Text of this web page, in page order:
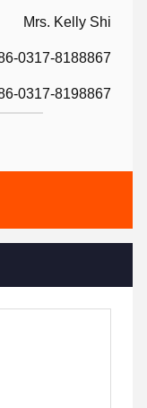
Mrs. Kelly Shi
0317-8188867
0317-8198867